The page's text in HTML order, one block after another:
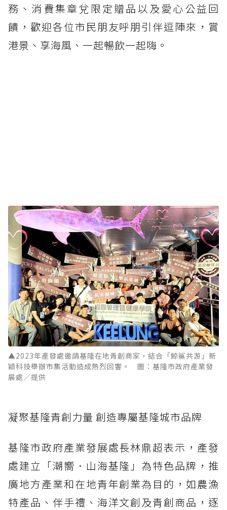
務、消費集章兌限定贈品以及愛心公益回
饋，歡迎各位市民朋友呼朋引伴逗陣來，賞
港景、享海風、一起暢飲一起嗨。
▲2023年產發處邀請基隆在地青創商家，結合「鯨鯊共游」新
穎科技舉辦市集活動造成熱烈回響。 圖：基隆市政府產業發
展處／提供
凝聚基隆青創力量 創造專屬基隆城市品牌
基隆市政府產業發展處長林鼎超表示，產發
處建立「潮嚮．山海基隆」為特色品牌，推
廣地方產業和在地青年創業為目的，如農漁
特產品、伴手禮、海洋文創及青創商品，逐